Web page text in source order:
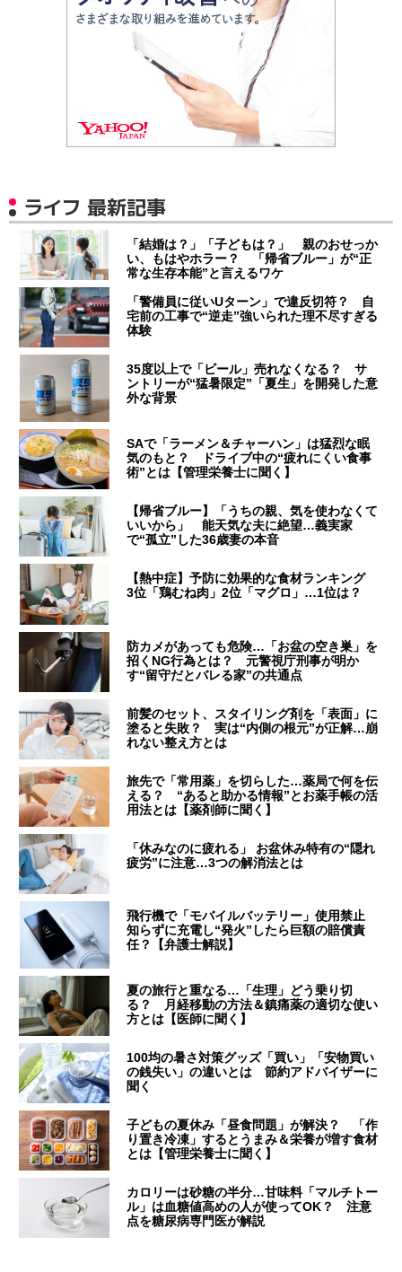
ライフ 最新記事
「結婚は？」「子どもは？」 親のおせっか
い、もはやホラー？ 「帰省ブルー」が“正
常な生存本能”と言えるワケ
「警備員に従いUターン」で違反切符？ 自
宅前の工事で“逆走”強いられた理不尽すぎる
体験
35度以上で「ビール」売れなくなる？ サ
ントリーが“猛暑限定”「夏生」を開発した意
外な背景
SAで「ラーメン＆チャーハン」は猛烈な眠
気のもと？ ドライブ中の“疲れにくい食事
術”とは【管理栄養士に聞く】
【帰省ブルー】「うちの親、気を使わなくて
いいから」 能天気な夫に絶望…義実家
で“孤立”した36歳妻の本音
【熱中症】予防に効果的な食材ランキング
3位「鶏むね肉」2位「マグロ」…1位は？
防カメがあっても危険…「お盆の空き巣」を
招くNG行為とは？ 元警視庁刑事が明か
す“留守だとバレる家”の共通点
前髪のセット、スタイリング剤を「表面」に
塗ると失敗？ 実は“内側の根元”が正解…崩
れない整え方とは
旅先で「常用薬」を切らした…薬局で何を伝
える？ “あると助かる情報”とお薬手帳の活
用法とは【薬剤師に聞く】
「休みなのに疲れる」 お盆休み特有の“隠れ
疲労”に注意…3つの解消法とは
飛行機で「モバイルバッテリー」使用禁止
知らずに充電し“発火”したら巨額の賠償責
任？【弁護士解説】
夏の旅行と重なる…「生理」どう乗り切
る？ 月経移動の方法＆鎮痛薬の適切な使い
方とは【医師に聞く】
100均の暑さ対策グッズ「買い」「安物買い
の銭失い」の違いとは 節約アドバイザーに
聞く
子どもの夏休み「昼食問題」が解決？ 「作
り置き冷凍」するとうまみ＆栄養が増す食材
とは【管理栄養士に聞く】
カロリーは砂糖の半分…甘味料「マルチトー
ル」は血糖値高めの人が使ってOK？ 注意
点を糖尿病専門医が解説